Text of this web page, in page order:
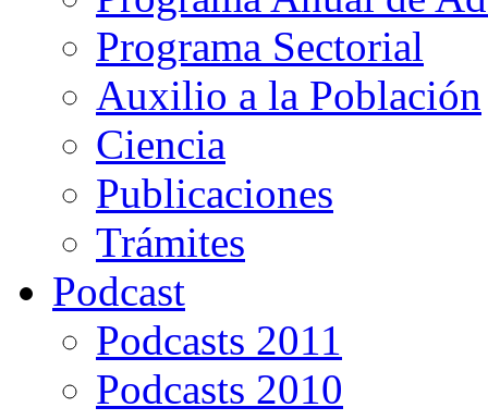
Programa Sectorial
Auxilio a la Población
Ciencia
Publicaciones
Trámites
Podcast
Podcasts 2011
Podcasts 2010